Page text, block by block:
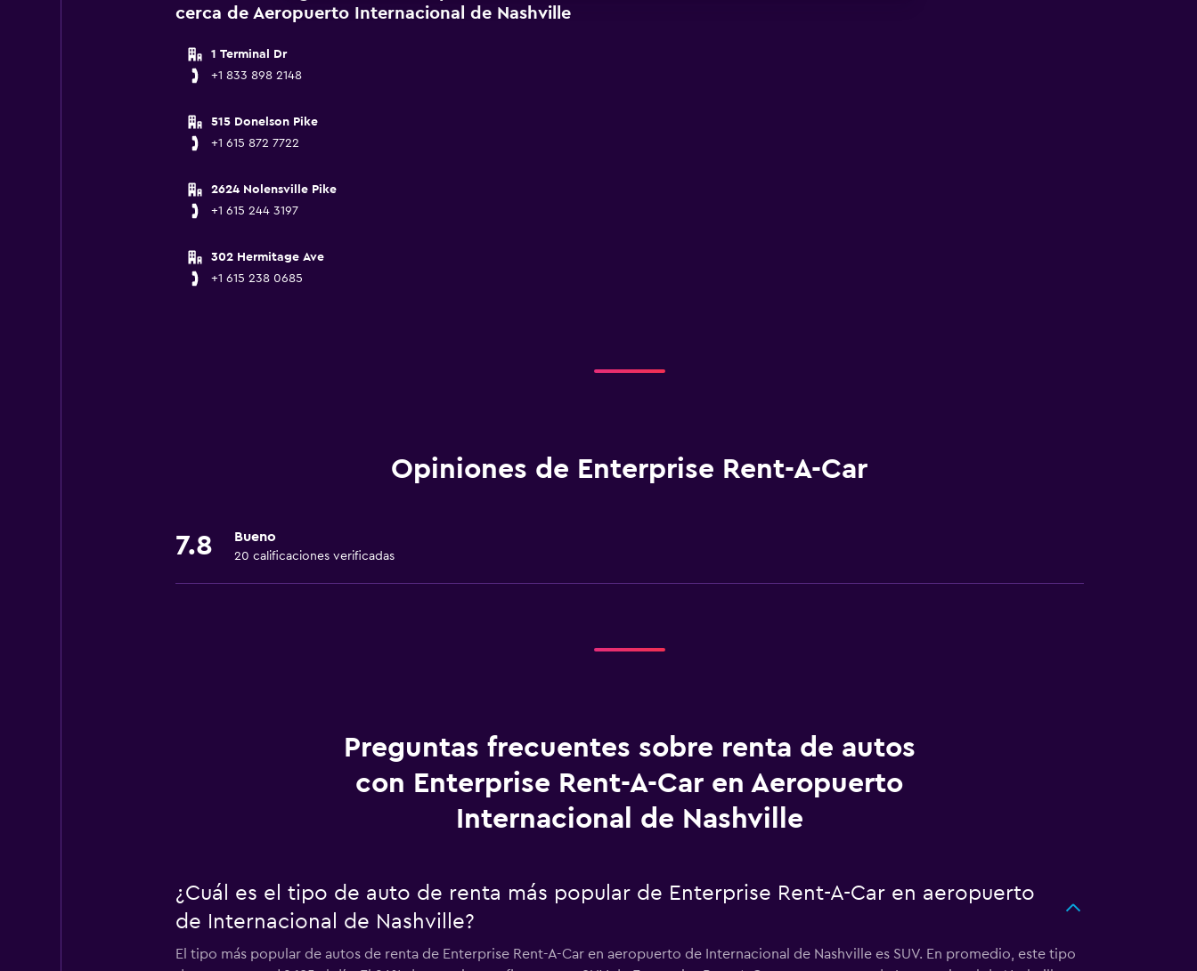
cerca de Aeropuerto Internacional de Nashville
1 Terminal Dr
+1 833 898 2148
515 Donelson Pike
+1 615 872 7722
2624 Nolensville Pike
+1 615 244 3197
302 Hermitage Ave
+1 615 238 0685
Opiniones de Enterprise Rent-A-Car
7.8 Bueno
20 calificaciones verificadas
Preguntas frecuentes sobre renta de autos
con Enterprise Rent-A-Car en Aeropuerto
Internacional de Nashville
¿Cuál es el tipo de auto de renta más popular de Enterprise Rent-A-Car en aeropuerto
de Internacional de Nashville?
El tipo más popular de autos de renta de Enterprise Rent-A-Car en aeropuerto de Internacional de Nashville es SUV. En promedio, este tipo